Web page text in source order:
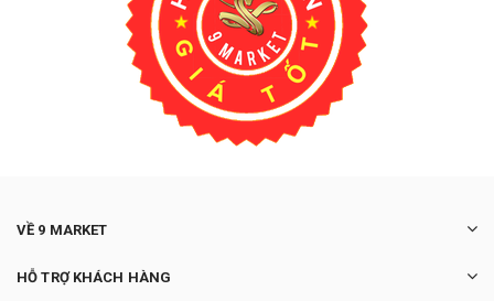
VỀ 9 MARKET
HỖ TRỢ KHÁCH HÀNG